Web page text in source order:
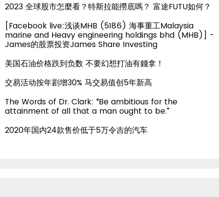
2023 全球股市怎麼看？特斯拉能撈底嗎？ 富途FUTU如何？
[Facebook live:浅谈MHB (5186) 海事重工Malaysia
marine and Heavy engineering holdings bhd (MHB)] -
James的股票投资James Share Investing
美国石油价格跌到负数 不要幻想打油有錢拿！
交易活动按年剧增30% 马交易值创5年新高
The Words of Dr. Clark: “Be ambitious for the
attainment of all that a man ought to be.”
2020年国内24款售价低于5万令吉的汽车